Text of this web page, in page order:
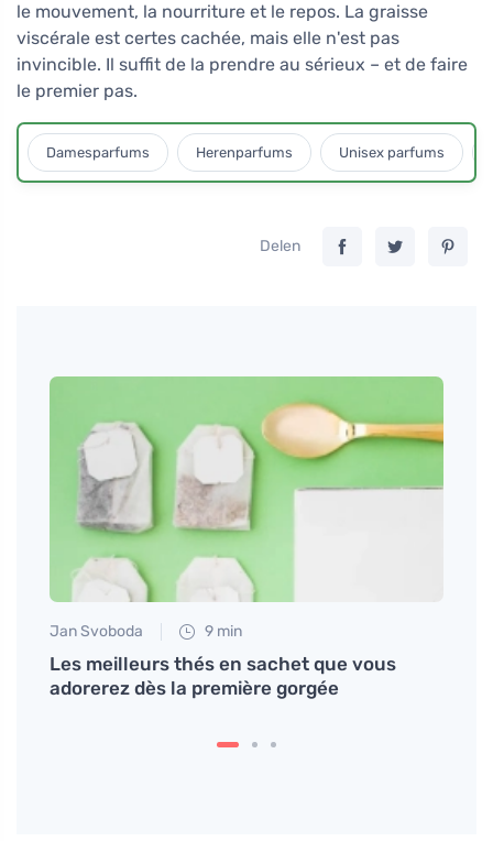
le mouvement, la nourriture et le repos. La graisse
viscérale est certes cachée, mais elle n'est pas
invincible. Il suffit de la prendre au sérieux – et de faire
le premier pas.
Damesparfums Herenparfums Unisex parfums
Delen
Jan Svoboda 9 min
Les meilleurs thés en sachet que vous
adorerez dès la première gorgée